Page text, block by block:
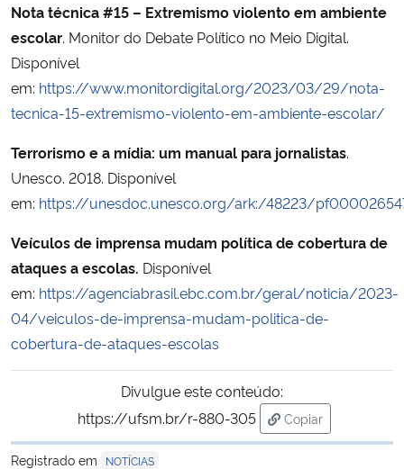
Nota técnica #15 – Extremismo violento em ambiente
escolar. Monitor do Debate Político no Meio Digital.
Disponível
em: https://www.monitordigital.org/2023/03/29/nota-
tecnica-15-extremismo-violento-em-ambiente-escolar/
Terrorismo e a mídia: um manual para jornalistas.
Unesco. 2018. Disponível
em: https://unesdoc.unesco.org/ark:/48223/
Veículos de imprensa mudam política de cobertura de
ataques a escolas. Disponível
em: https://agenciabrasil.ebc.com.br/geral/noticia/2023-
04/veiculos-de-imprensa-mudam-politica-de-
cobertura-de-ataques-escolas
Divulgue este conteúdo:
https://ufsm.br/r-880-305
Copiar
para área de
Registrado em
NOTÍCIAS